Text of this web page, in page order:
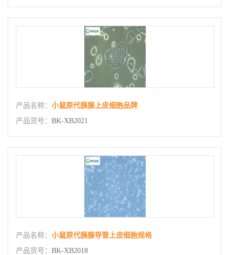
产品名称： 小鼠原代胰腺上皮细胞品牌
产品货号： BK-XB2021
产品名称： 小鼠原代胰腺导管上皮细胞规格
产品货号： BK-XB2018